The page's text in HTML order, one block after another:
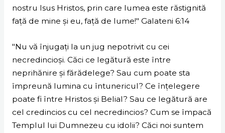
nostru Isus Hristos, prin care lumea este răstignită
faţă de mine şi eu, faţă de lume!" Galateni 6:14
"Nu vă înjugaţi la un jug nepotrivit cu cei
necredincioşi. Căci ce legătură este între
neprihănire şi fărădelege? Sau cum poate sta
împreună lumina cu întunericul? Ce înţelegere
poate fi între Hristos şi Belial? Sau ce legătură are
cel credincios cu cel necredincios? Cum se împacă
Templul lui Dumnezeu cu idolii? Căci noi suntem